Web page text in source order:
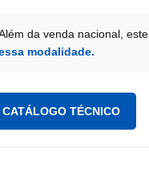
da venda nacional, este
modalidade.
CATÁLOGO TÉCNICO